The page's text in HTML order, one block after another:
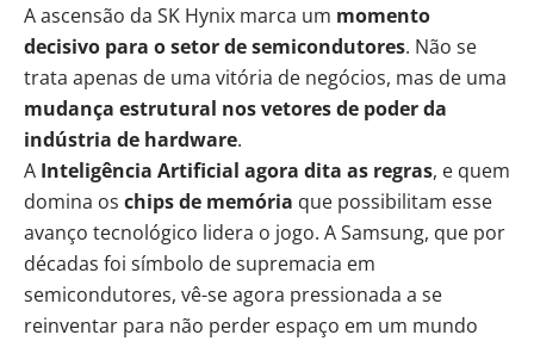
A ascensão da SK Hynix marca um momento
decisivo para o setor de semicondutores. Não se
trata apenas de uma vitória de negócios, mas de uma
mudança estrutural nos vetores de poder da
indústria de hardware.
A Inteligência Artificial agora dita as regras, e quem
domina os chips de memória que possibilitam esse
avanço tecnológico lidera o jogo. A Samsung, que por
décadas foi símbolo de supremacia em
semicondutores, vê-se agora pressionada a se
reinventar para não perder espaço em um mundo